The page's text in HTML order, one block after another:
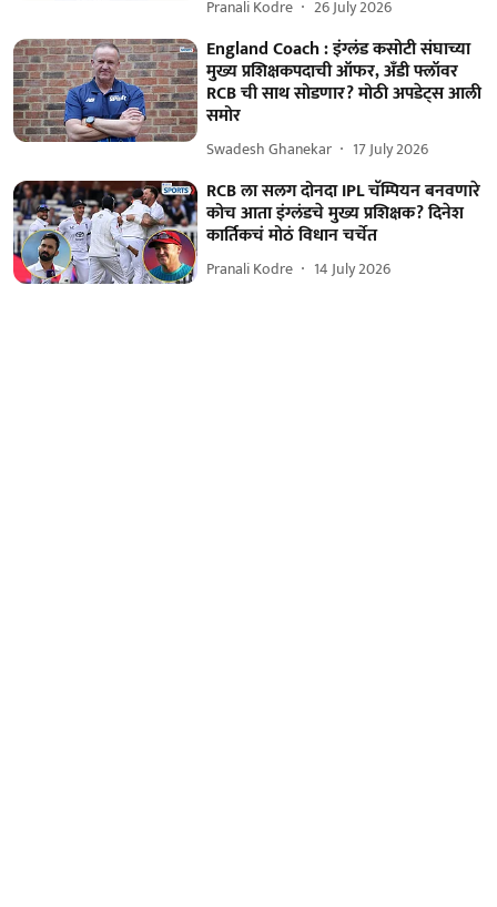
Pranali Kodre 26 July 2026
England Coach : इंग्लंड कसोटी संघाच्या
मुख्य प्रशिक्षकपदाची ऑफर, अँडी फ्लॉवर
RCB ची साथ सोडणार? मोठी अपडेट्स आली
समोर
Swadesh Ghanekar 17 July 2026
RCB ला सलग दोनदा IPL चॅम्पियन बनवणारे
कोच आता इंग्लंडचे मुख्य प्रशिक्षक? दिनेश
कार्तिकचं मोठं विधान चर्चेत
Pranali Kodre 14 July 2026